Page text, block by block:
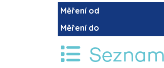
Měření od
Měření do